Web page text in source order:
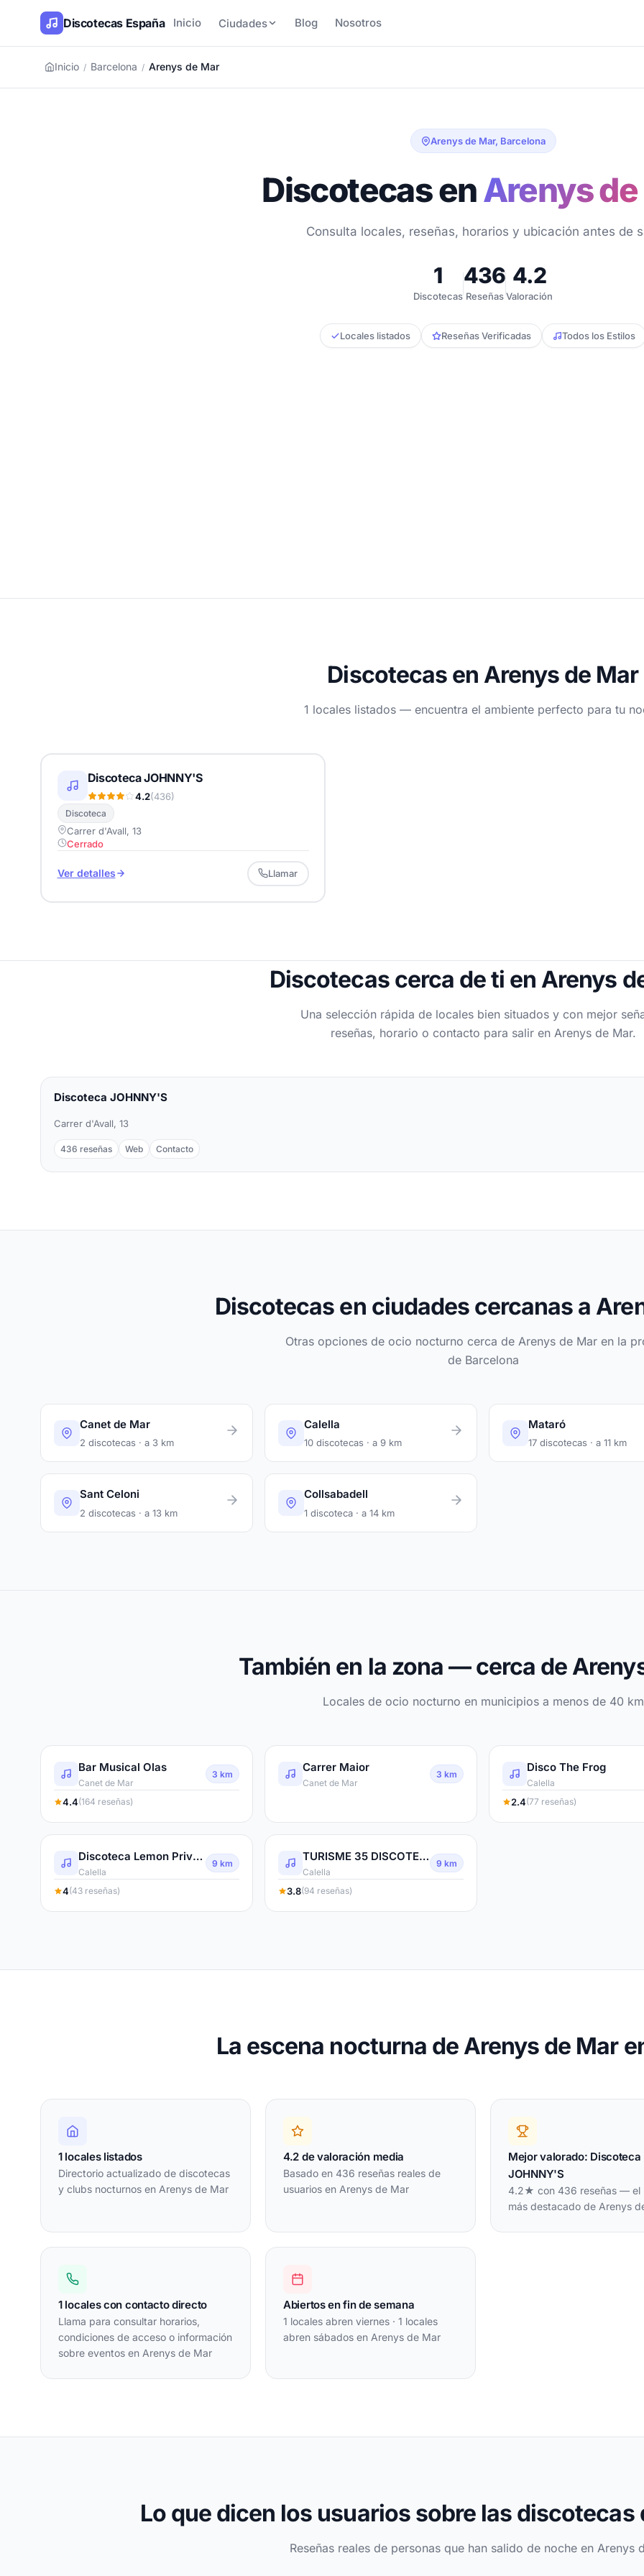
Discotecas España Inicio Ciudades Blog Nosotros
Inicio / Barcelona / Arenys de Mar
Arenys de Mar, Barcelona
Discotecas enArenys
Consulta locales, reseñas, horarios y ubicación antes de
1
Discotecas
436
Reseñas
4.2
Valoración
Locales listados Reseñas Verificadas Todos los Estilos
Discotecas en Arenys de Mar
1 locales listados — encuentra el ambiente perfecto para tu
Discoteca JOHNNY'S
4.2(436)
Discoteca
Carrer d'Avall, 13
Cerrado
Ver detalles Llamar
Discotecas cerca de ti en Arenys
Una selección rápida de locales bien situados y con mejor
reseñas, horario o contacto para salir en Arenys de Mar.
Discoteca JOHNNY'S
Carrer d'Avall, 13
436 reseñas Web Contacto
Discotecas en ciudades cercanas a
Otras opciones de ocio nocturno cerca de Arenys de Mar en la
de Barcelona
Canet de Mar
2 discotecas · a 3 km
Calella
10 discotecas · a 9 km
Mataró
17 discotecas · a 11 km
Sant Celoni
2 discotecas · a 13 km
Collsabadell
1 discoteca · a 14 km
También en la zona — cerca de
Locales de ocio nocturno en municipios a menos de 40 km
Bar Musical Olas
Canet de Mar
3 km
4.4(164 reseñas)
Carrer Maior
Canet de Mar
3 km
Disco The Frog
Calella
2.4(77 reseñas)
Discoteca Lemon Prive Calella
Calella
9 km
4(43 reseñas)
TURISME 35 DISCOTECA
Calella
9 km
3.8(94 reseñas)
La escena nocturna de Arenys de Mar
1 locales listados
Directorio actualizado de discotecas
y clubs nocturnos en Arenys de Mar
4.2 de valoración media
Basado en 436 reseñas reales de
usuarios en Arenys de Mar
Mejor valorado: Discoteca
JOHNNY'S
4.2★ con 436 reseñas — el
más destacado de Arenys
1 locales con contacto directo
Llama para consultar horarios,
condiciones de acceso o información
sobre eventos en Arenys de Mar
Abiertos en fin de semana
1 locales abren viernes · 1 locales
abren sábados en Arenys de Mar
Lo que dicen los usuarios sobre las discotecas
Reseñas reales de personas que han salido de noche en Arenys